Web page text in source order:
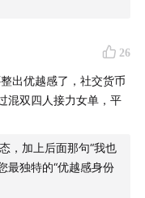
需要追求突破和运动
标感，给自己打个分
员到排大队
为新增长点
材好、颜值高
很大
的动作是很容易的。 我
动作都比网球学习简单
和CrossFit，你会惊讶
CrossFit的“精英化”，
本质上都是接近人最本
）；每个人都可以去尝
26
出优越感了，社交货币
混双四人接力女单，平
，加上后面那句“我也
最独特的“优越感身份